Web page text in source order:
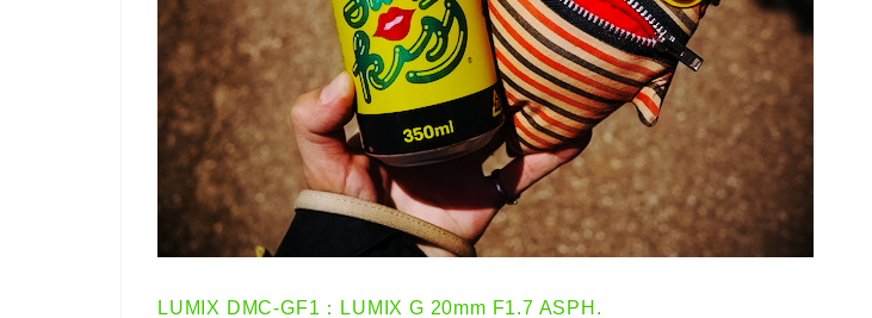
LUMIX DMC-GF1：LUMIX G 20mm F1.7 ASPH.